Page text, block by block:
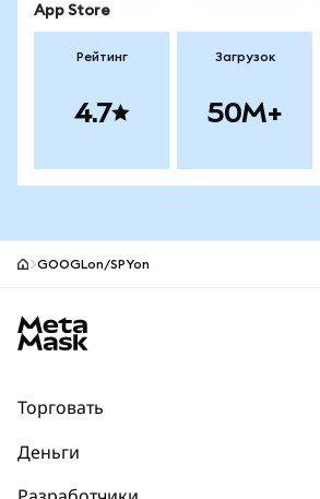
App Store
Рейтинг
4.7
Загрузок
50M+
GOOGLon/SPYon
Торговать
Деньги